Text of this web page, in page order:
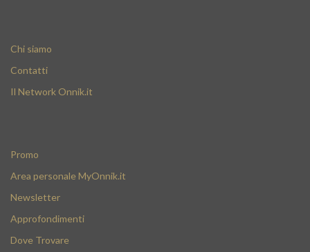
Chi siamo
Contatti
Il Network Onnik.it
Promo
Area personale MyOnnik.it
Newsletter
Approfondimenti
Dove Trovare